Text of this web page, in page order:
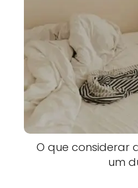
O que considerar
um